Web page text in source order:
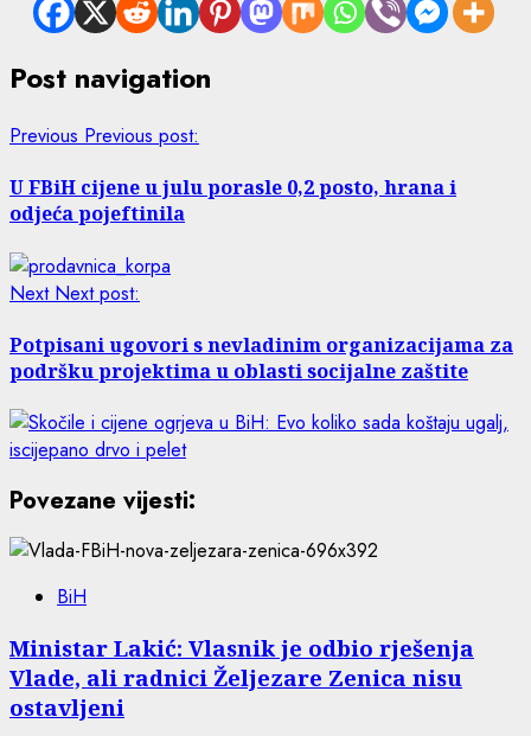
Post navigation
Previous Previous post:
U FBiH cijene u julu porasle 0,2 posto, hrana i
odjeća pojeftinila
Next Next post:
Potpisani ugovori s nevladinim organizacijama za
podršku projektima u oblasti socijalne zaštite
Povezane vijesti:
BiH
Ministar Lakić: Vlasnik je odbio rješenja
Vlade, ali radnici Željezare Zenica nisu
ostavljeni